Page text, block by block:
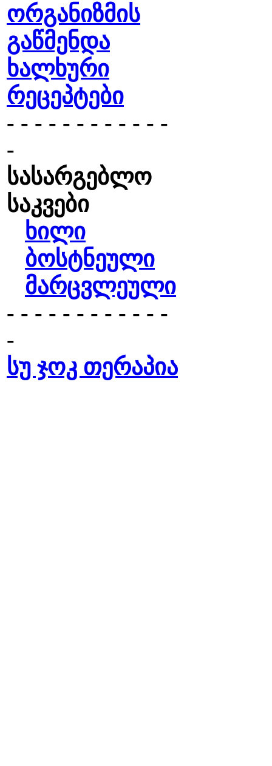
ორგანიზმის
გაწმენდა
ხალხური
რეცეპტები
- - - - - - - - - - - -
-
სასარგებლო
საკვები
ხილი
ბოსტნეული
მარცვლეული
- - - - - - - - - - - -
-
სუ ჯოკ თერაპია